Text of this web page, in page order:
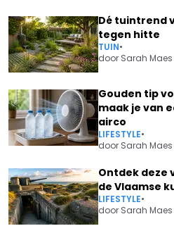
Dé tuintrend
tegen hitte
TUIN•
door Sarah Maes
Gouden tip
maak je van
airco
LIFESTYLE•
door Sarah Maes
Ontdek deze
de Vlaamse
LIFESTYLE•
door Sarah Maes